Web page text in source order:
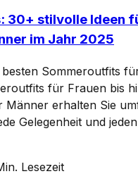
30+ stilvolle Ideen
im Jahr 2025
besten Sommeroutfits
für Frauen bis
erhalten Sie
Gelegenheit und jeden
Lesezeit